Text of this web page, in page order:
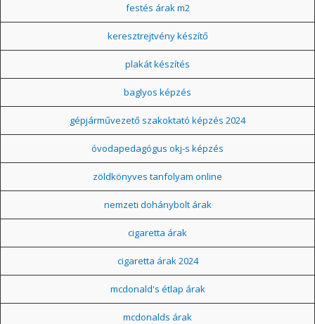
festés árak m2
keresztrejtvény készítő
plakát készítés
baglyos képzés
gépjárművezető szakoktató képzés 2024
óvodapedagógus okj-s képzés
zöldkönyves tanfolyam online
nemzeti dohánybolt árak
cigaretta árak
cigaretta árak 2024
mcdonald's étlap árak
mcdonalds árak